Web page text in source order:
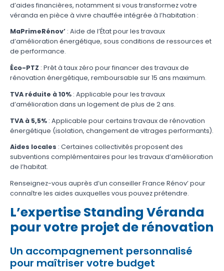
d’aides financières, notamment si vous transformez votre
véranda en pièce à vivre chauffée intégrée à l’habitation :
MaPrimeRénov’: Aide de l’État pour les travaux
d’amélioration énergétique, sous conditions de ressources et
de performance.
Éco-PTZ : Prêt à taux zéro pour financer des travaux de
rénovation énergétique, remboursable sur 15 ans maximum.
TVA réduite à 10%: Applicable pour les travaux
d’amélioration dans un logement de plus de 2 ans.
TVA à 5,5%: Applicable pour certains travaux de rénovation
énergétique (isolation, changement de vitrages performants).
Aides locales : Certaines collectivités proposent des
subventions complémentaires pour les travaux d’amélioration
de l’habitat.
Renseignez-vous auprès d’un conseiller France Rénov’ pour
connaître les aides auxquelles vous pouvez prétendre.
L’expertise Standing Véranda
pour votre projet de rénovation
Un accompagnement personnalisé
pour maîtriser votre budget